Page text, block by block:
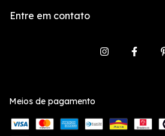
Entre em contato
Meios de pagamento